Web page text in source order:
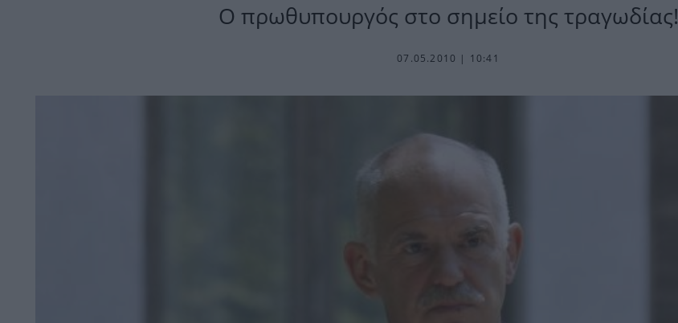
Ο πρωθυπουργός στο σημείο της τραγωδίας!
07.05.2010 | 10:41